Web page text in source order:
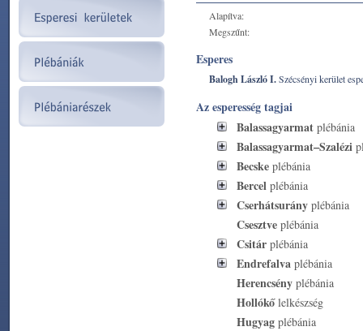
Alapítva:
Megszűnt:
Esperes
Balogh László I.Szécsényi kerület
Az esperesség tagjai
Balassagyarmat plébánia
Balassagyarmat–Szalézi
Becske plébánia
Bercel plébánia
Cserhátsurány plébánia
Csesztve plébánia
Csitár plébánia
Endrefalva plébánia
Herencsény plébánia
Hollókőlelkészség
Hugyag plébánia